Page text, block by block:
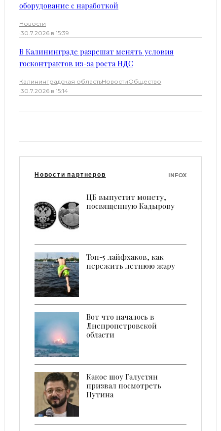
оборудование с наработкой
Новости
·30.7.2026 в 15:39
В Калининграде разрешат менять условия
госконтрактов из-за роста НДС
Калининградская областьНовостиОбщество
·30.7.2026 в 15:14
Новости партнеров INFOX
ЦБ выпустит монету,
посвященную Кадырову
Топ-5 лайфхаков, как
пережить летнюю жару
Вот что началось в
Днепропетровской
области
Какое шоу Галустян
призвал посмотреть
Путина